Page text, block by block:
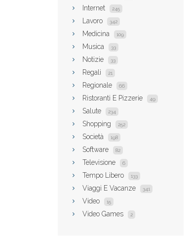
Internet 245
Lavoro 342
Medicina 109
Musica 33
Notizie 33
Regali 21
Regionale 66
Ristoranti E Pizzerie 49
Salute 234
Shopping 252
Società 198
Software 82
Televisione 6
Tempo Libero 133
Viaggi E Vacanze 341
Video 15
Video Games 2